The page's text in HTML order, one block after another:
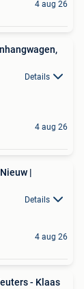
4 aug 26
Details
4 aug 26
|
Details
4 aug 26
- Klaas